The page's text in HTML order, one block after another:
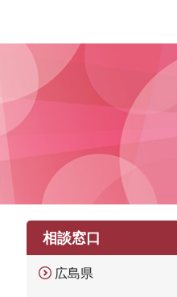
相談窓口
広島県